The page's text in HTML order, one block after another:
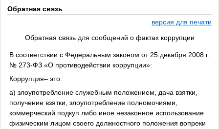
Обратная связь
версия для печати
Обратная связь для сообщений о фактах коррупции
В соответствии с Федеральным законом от 25 декабря 2008 г.
№ 273-ФЗ «О противодействии коррупции»:
Коррупция– это:
а) злоупотребление служебным положением, дача взятки,
получение взятки, злоупотребление полномочиями,
коммерческий подкуп либо иное незаконное использование
физическим лицом своего должностного положения вопреки